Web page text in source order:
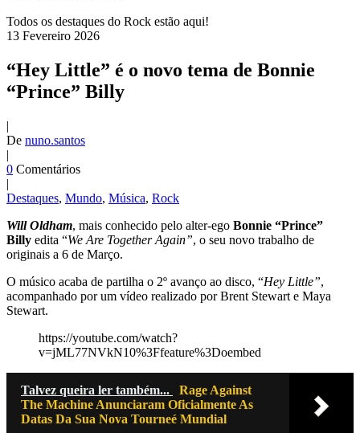
Todos os destaques do Rock estão aqui!
13 Fevereiro 2026
“Hey Little” é o novo tema de Bonnie
“Prince” Billy
|
De nuno.santos
|
0 Comentários
|
Destaques, Mundo, Música, Rock
Will Oldham, mais conhecido pelo alter-ego Bonnie “Prince”
Billy edita “We Are Together Again”, o seu novo trabalho de
originais a 6 de Março.
O músico acaba de partilha o 2º avanço ao disco, “Hey Little”,
acompanhado por um vídeo realizado por Brent Stewart e Maya
Stewart.
https://youtube.com/watch?
v=jML77NVkN10%3Ffeature%3Doembed
Talvez queira ler também...
Rage Against
The Machine Anunciaram Oficialmente As
Datas Da Sua Nova Tourneé Mundial